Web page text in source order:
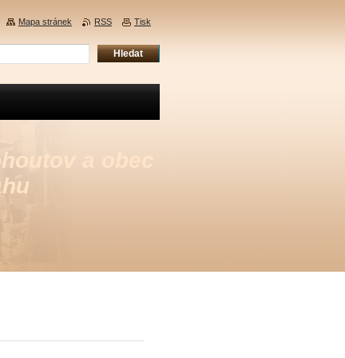
a obec
Mapa stránek RSS Tisk